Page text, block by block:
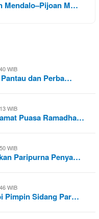
Mendalo–Pijoan M…
WIB
dan Perba…
WIB
Puasa Ramadha…
WIB
Paripurna Penya…
WIB
Pimpin Sidang Par…